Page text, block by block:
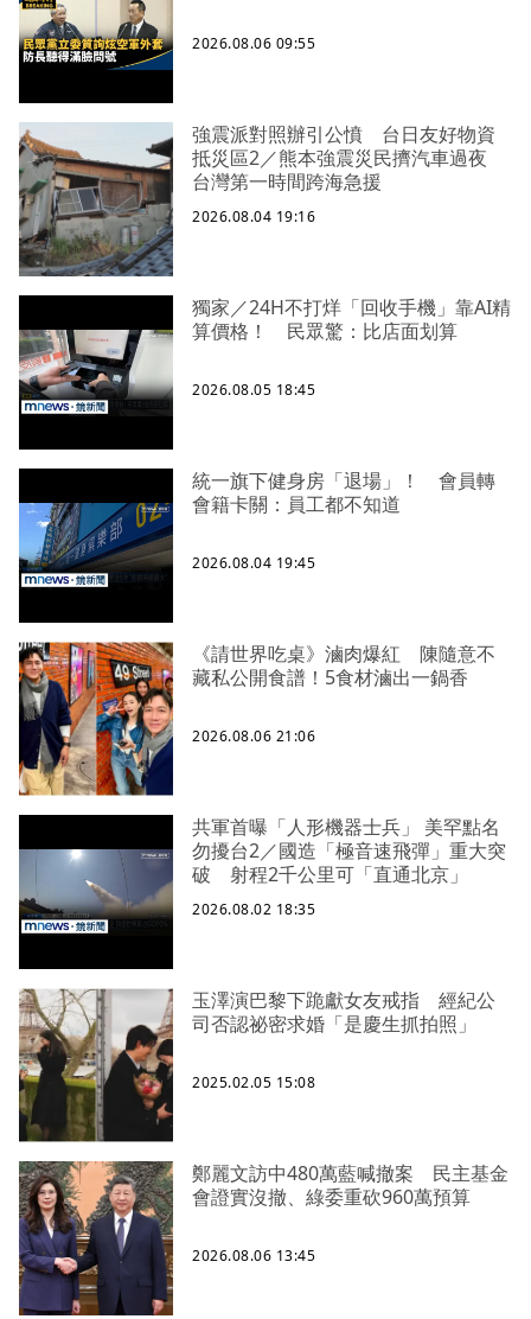
2026.08.06 09:55
強震派對照辦引公憤 台日友好物資
抵災區2／熊本強震災民擠汽車過夜
台灣第一時間跨海急援
2026.08.04 19:16
獨家／24H不打烊「回收手機」靠AI精
算價格！ 民眾驚：比店面划算
2026.08.05 18:45
統一旗下健身房「退場」！ 會員轉
會籍卡關：員工都不知道
2026.08.04 19:45
《請世界吃桌》滷肉爆紅 陳隨意不
藏私公開食譜！5食材滷出一鍋香
2026.08.06 21:06
共軍首曝「人形機器士兵」 美罕點名
勿擾台2／國造「極音速飛彈」重大突
破 射程2千公里可「直通北京」
2026.08.02 18:35
玉澤演巴黎下跪獻女友戒指 經紀公
司否認祕密求婚「是慶生抓拍照」
2025.02.05 15:08
鄭麗文訪中480萬藍喊撤案 民主基金
會證實沒撤、綠委重砍960萬預算
2026.08.06 13:45